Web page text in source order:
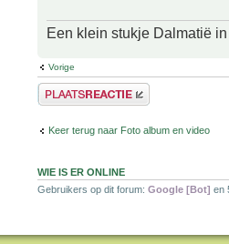
Een klein stukje Dalmatië
Vorige
Plaats een reactie
Keer terug naar Foto album en video
WIE IS ER ONLINE
Gebruikers op dit forum: Google [Bot] en